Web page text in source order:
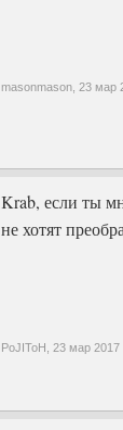
masonmason, 23 мар
Krab, если ты
не хотят
PoJIToH, 23 мар 2017